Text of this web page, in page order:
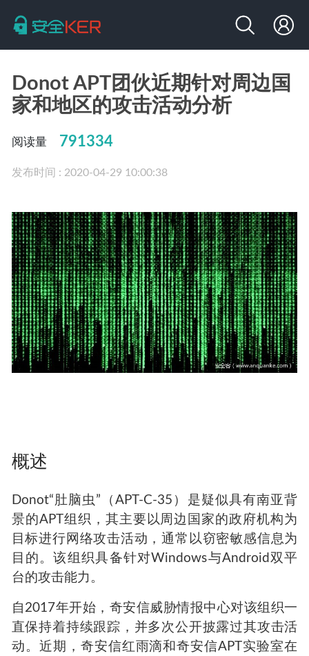
Donot APT团伙近期针对周边国
家和地区的攻击活动分析
阅读量 791334
发布时间 : 2020-04-29 10:00:38
概述
Donot“肚脑虫”（APT-C-35）是疑似具有南亚背
景的APT组织，其主要以周边国家的政府机构为
目标进行网络攻击活动，通常以窃密敏感信息为
目的。该组织具备针对Windows与Android双平
台的攻击能力。
自2017年开始，奇安信威胁情报中心对该组织一
直保持着持续跟踪，并多次公开披露过其攻击活
动。近期，奇安信红雨滴和奇安信APT实验室在